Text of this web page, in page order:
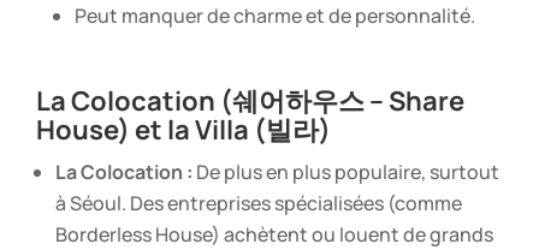
Peut manquer de charme et de personnalité.
La Colocation (쉐어하우스 – Share
House) et la Villa (빌라)
La Colocation : De plus en plus populaire, surtout
à Séoul. Des entreprises spécialisées (comme
Borderless House) achètent ou louent de grands